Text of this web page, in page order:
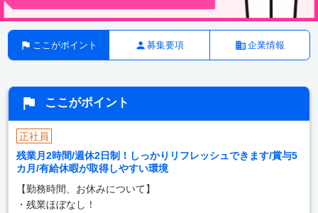
ここがポイント 募集要項 企業情報
ここがポイント
正社員
残業月2時間/週休2日制！しっかりリフレッシュできます/賞与5
カ月/有給休暇が取得しやすい環境
【勤務時間、お休みについて】
・残業ほぼなし！